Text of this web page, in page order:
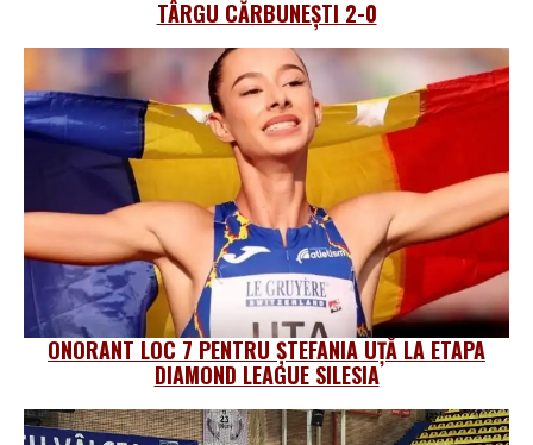
TÂRGU CĂRBUNEȘTI 2-0
ONORANT LOC 7 PENTRU ȘTEFANIA UȚĂ LA ETAPA
DIAMOND LEAGUE SILESIA